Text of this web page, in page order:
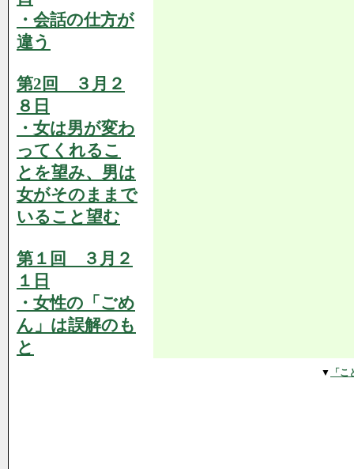
・会話の仕方が
違う
第2回 ３月２
８日
・女は男が変わ
ってくれるこ
とを望み、男は
女がそのままで
いること望む
第１回 ３月２
１日
・女性の「ごめ
ん」は誤解のも
と
▼ 「